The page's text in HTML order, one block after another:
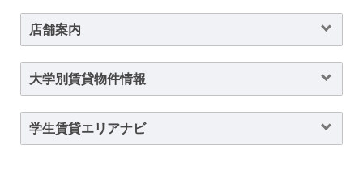
店舗案内
大学別賃貸物件情報
学生賃貸エリアナビ